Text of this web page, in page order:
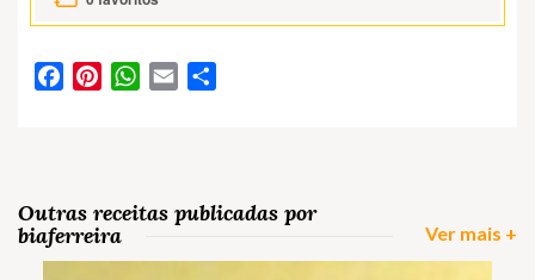
FacebookPinterestWhatsApp
Email
Outras receitas publicadas por
biaferreira
Ver mais +